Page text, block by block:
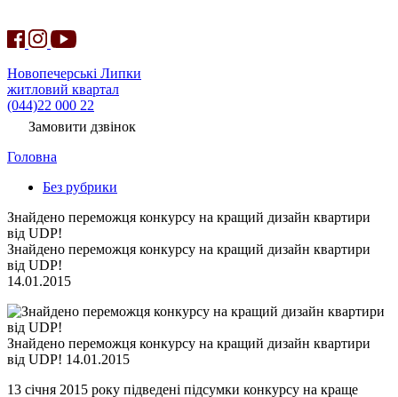
Новопечерські Липки
житловий квартал
(044)22 000 22
Замовити дзвінок
Головна
Без рубрики
Знайдено переможця конкурсу на кращий дизайн квартири
від UDP!
Знайдено переможця конкурсу на кращий дизайн квартири
від UDP!
14.01.2015
Знайдено переможця конкурсу на кращий дизайн квартири
від UDP! 14.01.2015
13 січня 2015 року підведені підсумки конкурсу на краще